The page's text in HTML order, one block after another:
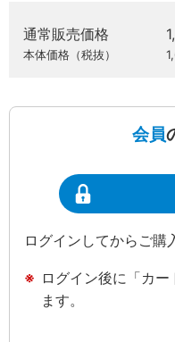
通常販売価格
本体価格（税抜）
会員
ログインしてからご購
ログイン後に「カ
ます。